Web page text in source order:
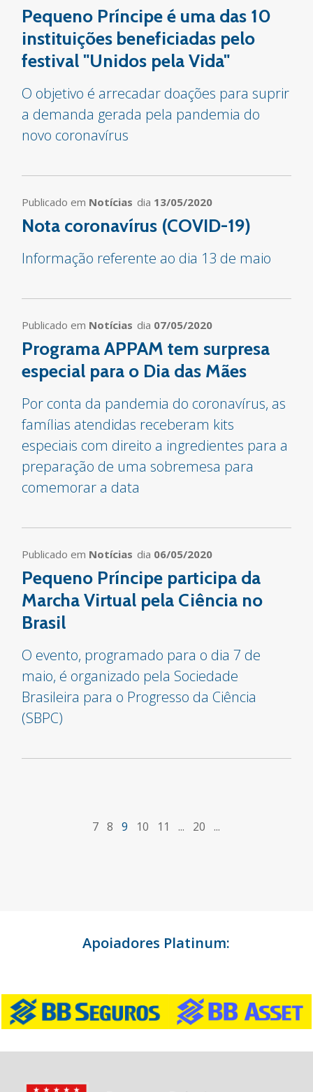
Pequeno Príncipe é uma das 10
instituições beneficiadas pelo
festival "Unidos pela Vida"
O objetivo é arrecadar doações para suprir
a demanda gerada pela pandemia do
novo coronavírus
Publicado em Notícias dia 13/05/2020
Nota coronavírus (COVID-19)
Informação referente ao dia 13 de maio
Publicado em Notícias dia 07/05/2020
Programa APPAM tem surpresa
especial para o Dia das Mães
Por conta da pandemia do coronavírus, as
famílias atendidas receberam kits
especiais com direito a ingredientes para a
preparação de uma sobremesa para
comemorar a data
Publicado em Notícias dia 06/05/2020
Pequeno Príncipe participa da
Marcha Virtual pela Ciência no
Brasil
O evento, programado para o dia 7 de
maio, é organizado pela Sociedade
Brasileira para o Progresso da Ciência
(SBPC)
7 8 9 10 11 ... 20 ...
Apoiadores Platinum: